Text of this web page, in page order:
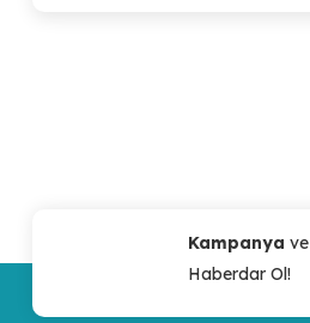
Kampanya ve
Haberdar Ol!